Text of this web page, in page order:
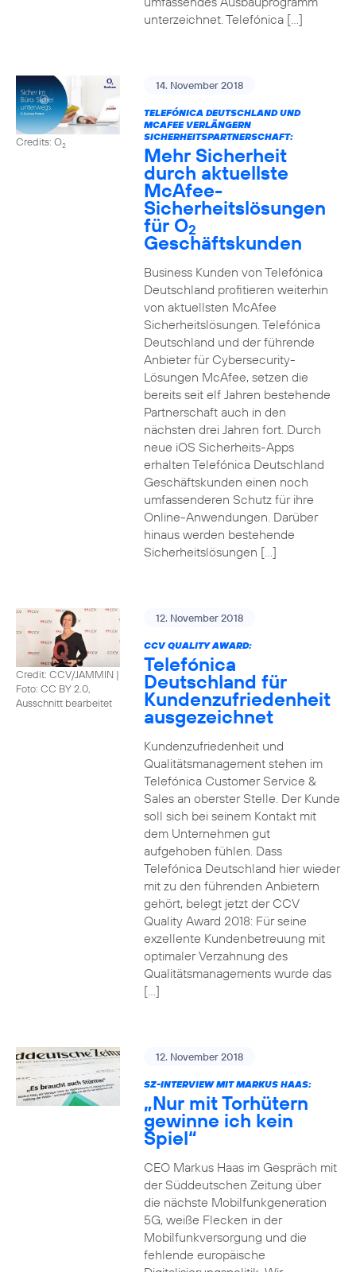
unterzeichnet. Telefónica […]
Credits: O2
14. November 2018
TELEFÓNICA DEUTSCHLAND UND
MCAFEE VERLÄNGERN
SICHERHEITSPARTNERSCHAFT:
Mehr Sicherheit
durch aktuellste
McAfee-
Sicherheitslösungen
für O2
Geschäftskunden
Business Kunden von Telefónica
Deutschland profitieren weiterhin
von aktuellsten McAfee
Sicherheitslösungen. Telefónica
Deutschland und der führende
Anbieter für Cybersecurity-
Lösungen McAfee, setzen die
bereits seit elf Jahren bestehende
Partnerschaft auch in den
nächsten drei Jahren fort. Durch
neue iOS Sicherheits-Apps
erhalten Telefónica Deutschland
Geschäftskunden einen noch
umfassenderen Schutz für ihre
Online-Anwendungen. Darüber
hinaus werden bestehende
Sicherheitslösungen […]
Credit: CCV/JAMMIN |
Foto: CC BY 2.0,
Ausschnitt bearbeitet
12. November 2018
CCV QUALITY AWARD:
Telefónica
Deutschland für
Kundenzufriedenheit
ausgezeichnet
Kundenzufriedenheit und
Qualitätsmanagement stehen im
Telefónica Customer Service &
Sales an oberster Stelle. Der Kunde
soll sich bei seinem Kontakt mit
dem Unternehmen gut
aufgehoben fühlen. Dass
Telefónica Deutschland hier wieder
mit zu den führenden Anbietern
gehört, belegt jetzt der CCV
Quality Award 2018: Für seine
exzellente Kundenbetreuung mit
optimaler Verzahnung des
Qualitätsmanagements wurde das
[…]
12. November 2018
SZ-INTERVIEW MIT MARKUS HAAS:
„Nur mit Torhütern
gewinne ich kein
Spiel“
CEO Markus Haas im Gespräch mit
der Süddeutschen Zeitung über
die nächste Mobilfunkgeneration
5G, weiße Flecken in der
Mobilfunkversorgung und die
fehlende europäische